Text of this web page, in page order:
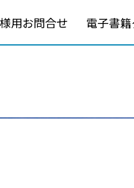
用お問合せ 電子書